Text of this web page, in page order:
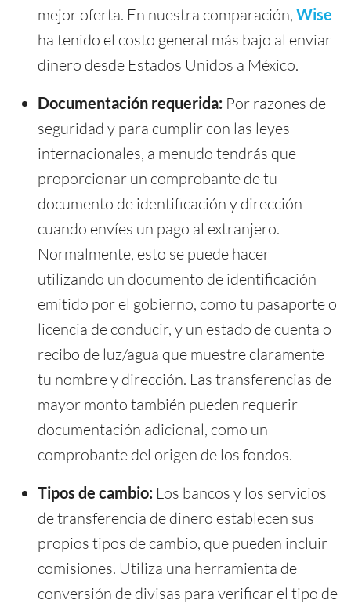
mejor oferta. En nuestra comparación, Wise
ha tenido el costo general más bajo al enviar
dinero desde Estados Unidos a México.
Documentación requerida: Por razones de
seguridad y para cumplir con las leyes
internacionales, a menudo tendrás que
proporcionar un comprobante de tu
documento de identificación y dirección
cuando envíes un pago al extranjero.
Normalmente, esto se puede hacer
utilizando un documento de identificación
emitido por el gobierno, como tu pasaporte o
licencia de conducir, y un estado de cuenta o
recibo de luz/agua que muestre claramente
tu nombre y dirección. Las transferencias de
mayor monto también pueden requerir
documentación adicional, como un
comprobante del origen de los fondos.
Tipos de cambio: Los bancos y los servicios
de transferencia de dinero establecen sus
propios tipos de cambio, que pueden incluir
comisiones. Utiliza una herramienta de
conversión de divisas para verificar el tipo de